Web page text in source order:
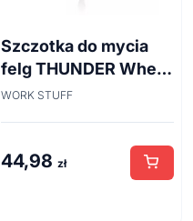
Szczotka do mycia
felg THUNDER Wheel
Brush 45cm
WORK STUFF
44,98 zł